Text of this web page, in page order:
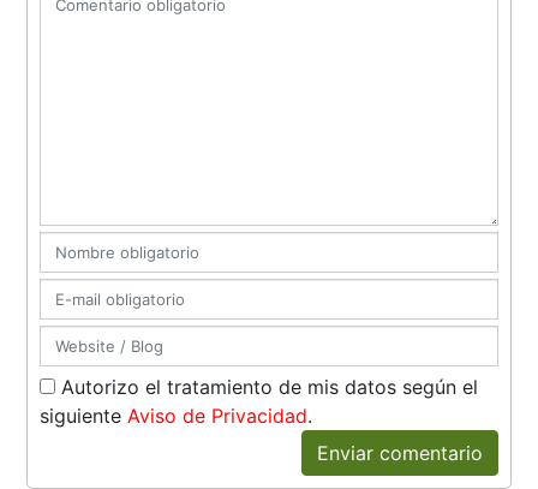
Autorizo el tratamiento de mis datos según el
siguienteAviso de Privacidad.
Enviar comentario